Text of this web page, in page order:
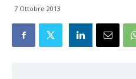
7 Ottobre 2013